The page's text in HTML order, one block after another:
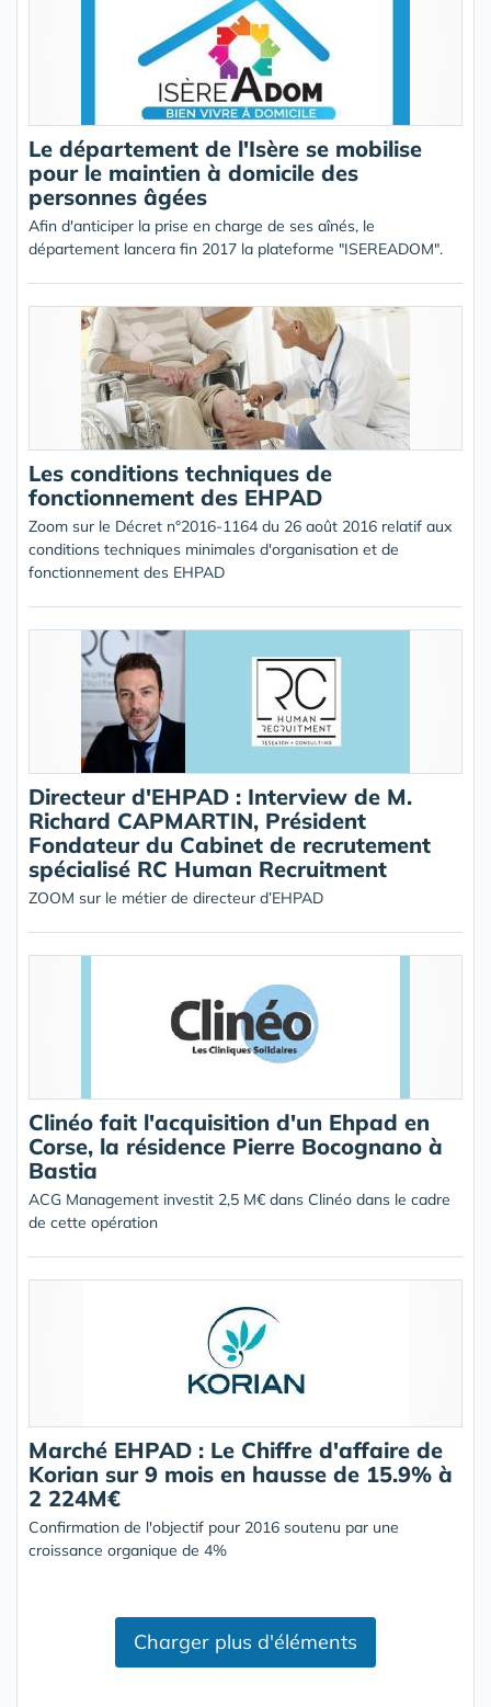
Le département de l'Isère se mobilise
pour le maintien à domicile des
personnes âgées
Afin d'anticiper la prise en charge de ses aînés, le
département lancera fin 2017 la plateforme "ISEREADOM".
Les conditions techniques de
fonctionnement des EHPAD
Zoom sur le Décret n°2016-1164 du 26 août 2016 relatif aux
conditions techniques minimales d'organisation et de
fonctionnement des EHPAD
Directeur d'EHPAD : Interview de M.
Richard CAPMARTIN, Président
Fondateur du Cabinet de recrutement
spécialisé RC Human Recruitment
ZOOM sur le métier de directeur d’EHPAD
Clinéo fait l'acquisition d'un Ehpad en
Corse, la résidence Pierre Bocognano à
Bastia
ACG Management investit 2,5 M€ dans Clinéo dans le cadre
de cette opération
Marché EHPAD : Le Chiffre d'affaire de
Korian sur 9 mois en hausse de 15.9% à
2 224M€
Confirmation de l'objectif pour 2016 soutenu par une
croissance organique de 4%
Charger plus d'éléments